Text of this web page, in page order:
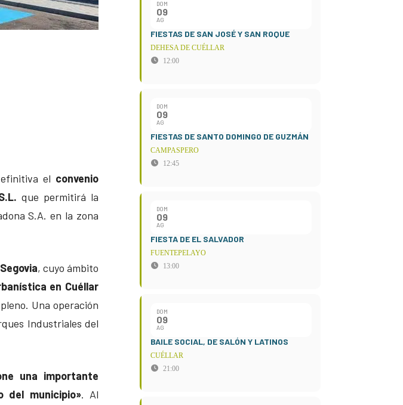
el convenio
que permitirá la
S.A. en la zona
, cuyo ámbito
en Cuéllar
Una operación
Industriales del
una importante
del municipio». Al
DOM
09
AG
FIESTAS DE SAN JOSÉ Y SAN ROQUE
DEHESA DE CUÉLLAR
12:00
DOM
09
AG
FIESTAS DE SANTO DOMINGO DE GUZMÁN
CAMPASPERO
12:45
DOM
09
AG
FIESTA DE EL SALVADOR
FUENTEPELAYO
13:00
DOM
09
AG
BAILE SOCIAL, DE SALÓN Y LATINOS
CUÉLLAR
21:00